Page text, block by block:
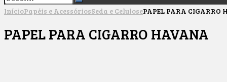
InícioPapéis e AcessóriosSeda e CelulosePAPEL PARA CIGARRO
PAPEL PARA CIGARRO HAVANA